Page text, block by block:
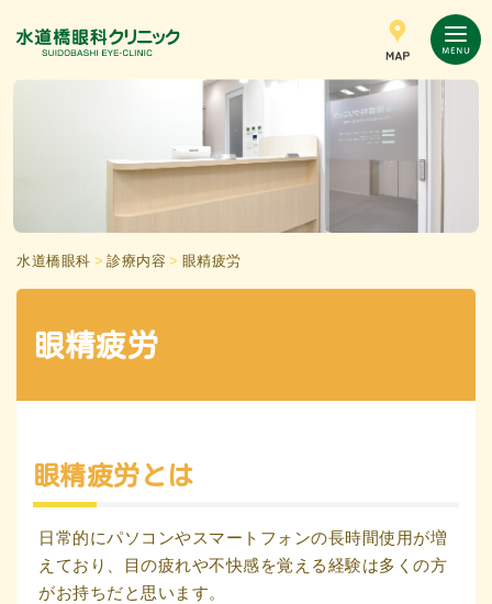
水道橋眼科 > 診療内容 > 眼精疲労
眼精疲労
眼精疲労とは
日常的にパソコンやスマートフォンの長時間使用が増
えており、目の疲れや不快感を覚える経験は多くの方
がお持ちだと思います。